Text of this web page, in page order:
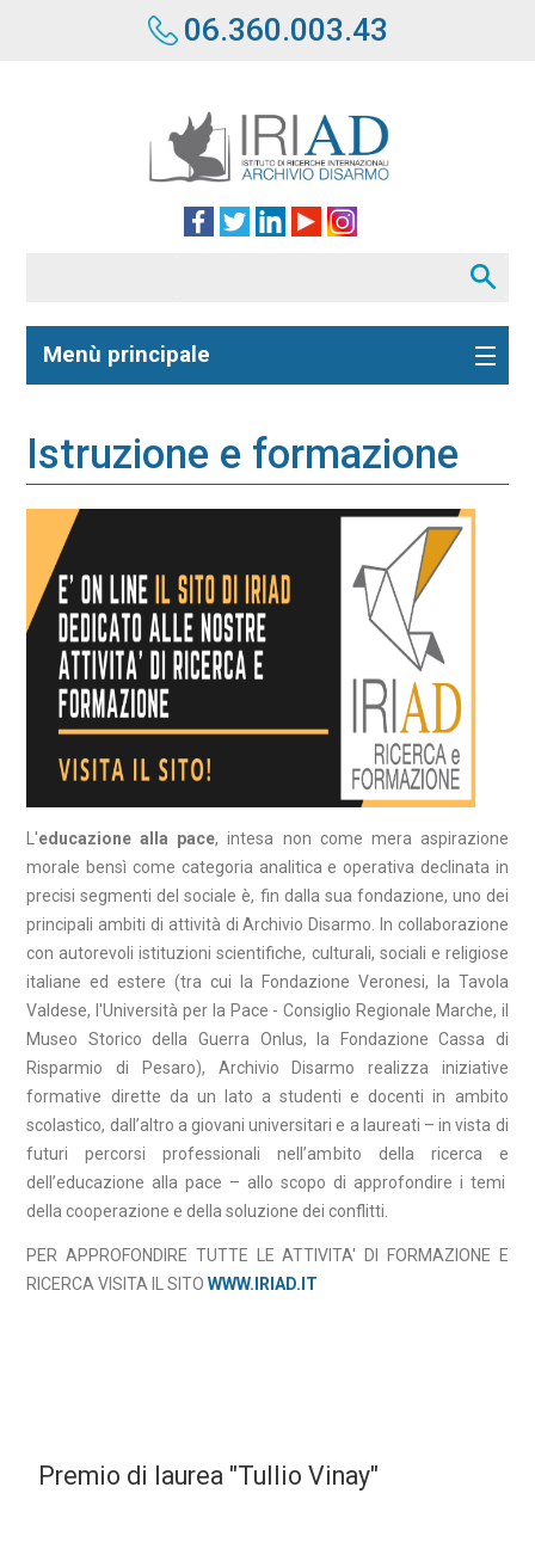
06.360.003.43
Menù principale
Istruzione e formazione
L'educazione alla pace, intesa non come mera aspirazione
morale bensì come categoria analitica e operativa declinata in
precisi segmenti del sociale è, fin dalla sua fondazione, uno dei
principali ambiti di attività di Archivio Disarmo. In collaborazione
con autorevoli istituzioni scientifiche, culturali, sociali e religiose
italiane ed estere (tra cui la Fondazione Veronesi, la Tavola
Valdese, l'Università per la Pace - Consiglio Regionale Marche, il
Museo Storico della Guerra Onlus, la Fondazione Cassa di
Risparmio di Pesaro), Archivio Disarmo realizza iniziative
formative dirette da un lato a studenti e docenti in ambito
scolastico, dall’altro a giovani universitari e a laureati – in vista di
futuri percorsi professionali nell’ambito della ricerca e
dell’educazione alla pace – allo scopo di approfondire i temi
della cooperazione e della soluzione dei conflitti.
PER APPROFONDIRE TUTTE LE ATTIVITA' DI FORMAZIONE E
RICERCA VISITA IL SITOWWW.IRIAD.IT
Premio di laurea "Tullio Vinay"